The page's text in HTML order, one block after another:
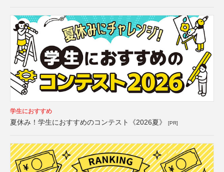
学生におすすめ
夏休み！学生におすすめのコンテスト《2026夏》 [PR]